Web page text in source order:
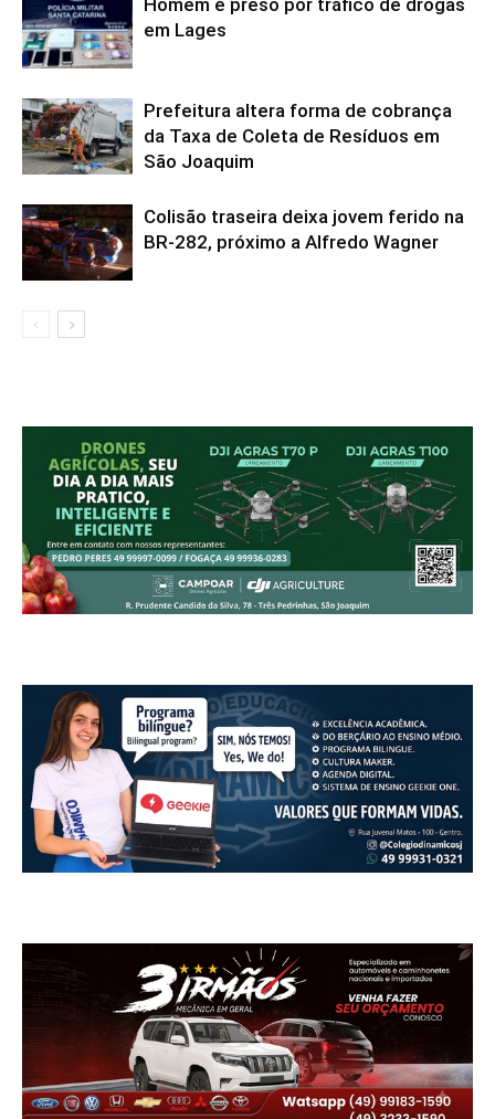
em Lages
Prefeitura altera forma de cobrança
da Taxa de Coleta de Resíduos em
São Joaquim
Colisão traseira deixa jovem ferido na
BR-282, próximo a Alfredo Wagner